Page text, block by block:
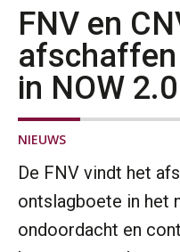
FNV en
in NOW 2.0
NIEUWS
De FNV vindt het
ontslagboete in het
ondoordacht en
11
AUG
Markus
14
AUG
Markus
AUG
Markus
20
Module
Markus